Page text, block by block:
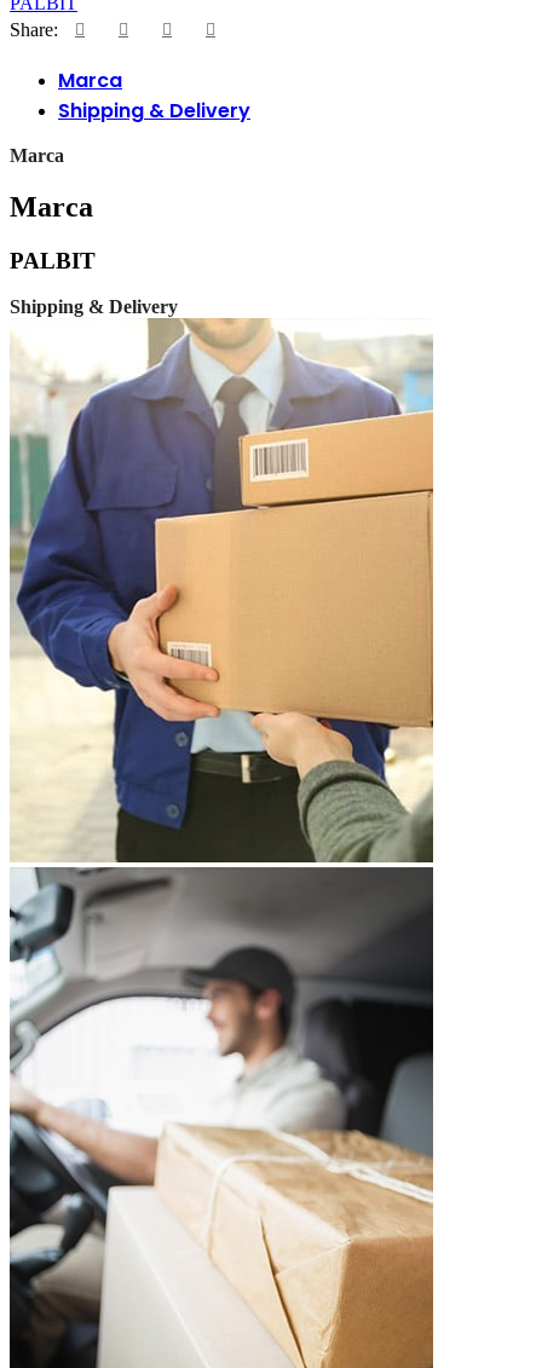
Share:
Marca
Shipping & Delivery
Marca
Marca
PALBIT
Shipping & Delivery